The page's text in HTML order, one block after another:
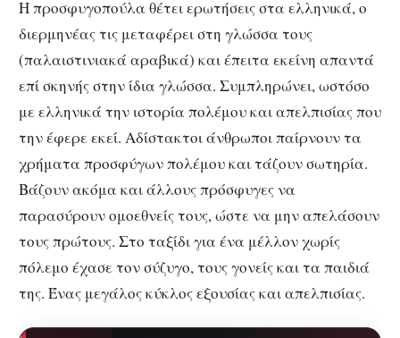
Η προσφυγοπούλα θέτει ερωτήσεις στα ελληνικά, ο
διερμηνέας τις μεταφέρει στη γλώσσα τους
(παλαιστινιακά αραβικά) και έπειτα εκείνη απαντά
επί σκηνής στην ίδια γλώσσα. Συμπληρώνει, ωστόσο
με ελληνικά την ιστορία πολέμου και απελπισίας που
την έφερε εκεί. Αδίστακτοι άνθρωποι παίρνουν τα
χρήματα προσφύγων πολέμου και τάζουν σωτηρία.
Βάζουν ακόμα και άλλους πρόσφυγες να
παρασύρουν ομοεθνείς τους, ώστε να μην απελάσουν
τους πρώτους. Στο ταξίδι για ένα μέλλον χωρίς
πόλεμο έχασε τον σύζυγο, τους γονείς και τα παιδιά
της. Ένας μεγάλος κύκλος εξουσίας και απελπισίας.